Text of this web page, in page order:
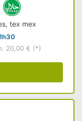
tex mex
20,00 € (*)